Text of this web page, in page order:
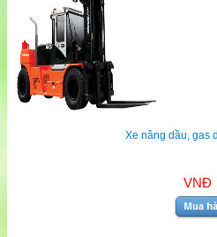
Xe nâng dầu, gas
VNĐ